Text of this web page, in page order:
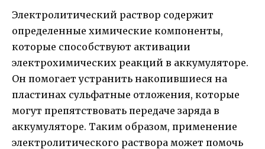
Электролитический раствор содержит
определенные химические компоненты,
которые способствуют активации
электрохимических реакций в аккумуляторе.
Он помогает устранить накопившиеся на
пластинах сульфатные отложения, которые
могут препятствовать передаче заряда в
аккумуляторе. Таким образом, применение
электролитического раствора может помочь